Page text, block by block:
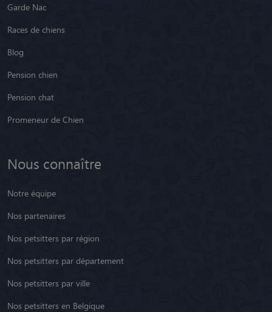
Garde Nac
Races de chiens
Blog
Pension chien
Pension chat
Promeneur de Chien
Nous connaître
Notre équipe
Nos partenaires
Nos petsitters par région
Nos petsitters par département
Nos petsitters par ville
Nos petsitters en Belgique